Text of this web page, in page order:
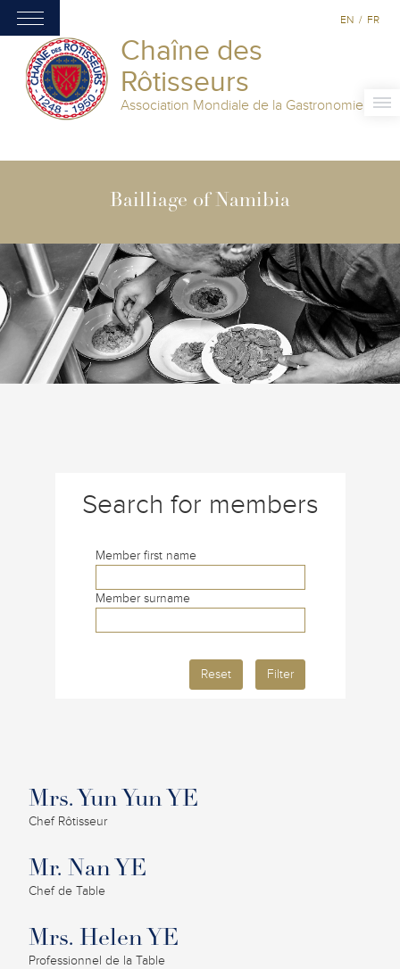
Chaîne des
Rôtisseurs
Association Mondiale de la Gastronomie
EN / FR
Bailliage of Namibia
Search for members
Member first name
Member surname
Reset Filter
Mrs. Yun Yun YE
Chef Rôtisseur
Mr. Nan YE
Chef de Table
Mrs. Helen YE
Professionnel de la Table